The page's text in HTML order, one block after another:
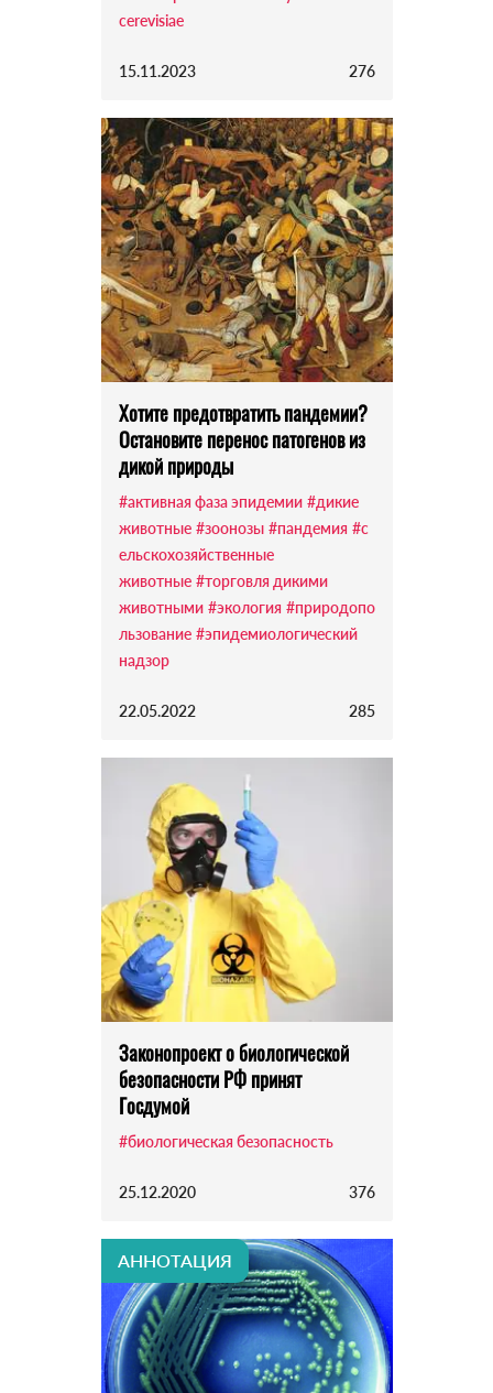
cerevisiae
15.11.2023 276
Хотите предотвратить пандемии?
Остановите перенос патогенов из
дикой природы
#активная фаза эпидемии #дикие
животные #зоонозы #пандемия #с
ельскохозяйственные
животные #торговля дикими
животными #экология #природопо
льзование #эпидемиологический
надзор
22.05.2022 285
Законопроект о биологической
безопасности РФ принят
Госдумой
#биологическая безопасность
25.12.2020 376
АННОТАЦИЯ